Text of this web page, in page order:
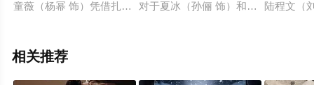
童薇（杨幂 饰）凭借扎实的专业功底和胆大心细的谈判风格，
对于夏冰（孙俪 饰）和元宝（张译
陆程文（
相关推荐